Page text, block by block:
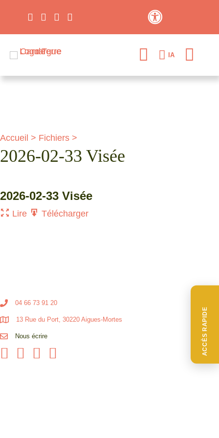
ACCÈS RAPIDE
IA
Accueil > Fichiers >
2026-02-33 Visée
2026-02-33 Visée
Lire Télécharger
04 66 73 91 20
13 Rue du Port, 30220 Aigues-Mortes
Nous écrire